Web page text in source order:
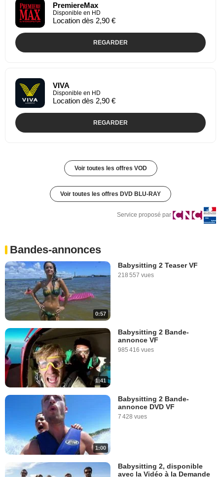
PremiereMax
Disponible en HD
Location dès 2,90 €
REGARDER
VIVA
Disponible en HD
Location dès 2,90 €
REGARDER
Voir toutes les offres VOD
Voir toutes les offres DVD BLU-RAY
Service proposé par
Bandes-annonces
0:57
Babysitting 2 Teaser VF
218 557 vues
1:41
Babysitting 2 Bande-
annonce VF
985 416 vues
1:00
Babysitting 2 Bande-
annonce DVD VF
7 428 vues
Babysitting 2, disponible
avec la Vidéo à la Demande